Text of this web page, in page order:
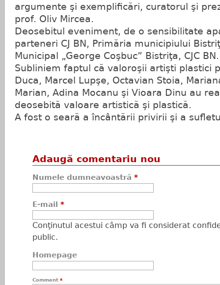
argumente şi exemplificări, curatorul şi
prof. Oliv Mircea.
Deosebitul eveniment, de o sensibilitate
parteneri CJ BN, Primăria municipiului
Municipal „George Coşbuc” Bistriţa, CJC BN.
Subliniem faptul că valoroşii artişti plastici
Duca, Marcel Lupşe, Octavian Stoia,
Marian, Adina Mocanu şi Vioara Dinu au
deosebită valoare artistică şi plastică.
A fost o seară a încântării privirii şi a
Adaugă comentariu nou
Numele dumneavoastră *
E-mail *
Conţinutul acestui câmp va fi considerat
public.
Homepage
Comment *